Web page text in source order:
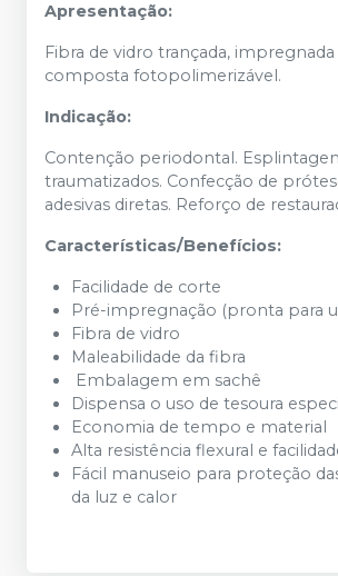
Apresentação:
Fibra de vidro trançada,
composta fotopolimerizável.
Indicação:
Contenção periodontal.
traumatizados. Confecção de
adesivas diretas. Reforço de
Características/Benefícios:
Facilidade de corte
Pré-impregnação (pronta para
Fibra de vidro
Maleabilidade da fibra
Embalagem em sachê
Dispensa o uso de tesoura
Economia de tempo e material
Alta resistência flexural e
Fácil manuseio para proteção
da luz e calor